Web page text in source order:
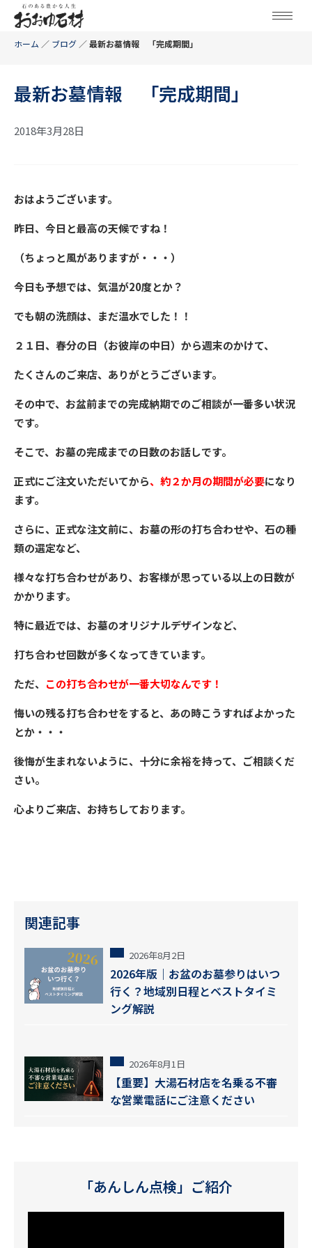
ホーム ／ ブログ ／最新お墓情報 「完成期間」
最新お墓情報 「完成期間」
2018年3月28日
おはようございます。
昨日、今日と最高の天候ですね！
（ちょっと風がありますが・・・）
今日も予想では、気温が20度とか？
でも朝の洗顔は、まだ温水でした！！
２１日、春分の日（お彼岸の中日）から週末のかけて、
たくさんのご来店、ありがとうございます。
その中で、お盆前までの完成納期でのご相談が一番多い状況
です。
そこで、お墓の完成までの日数のお話しです。
正式にご注文いただいてから、約２か月の期間が必要になり
ます。
さらに、正式な注文前に、お墓の形の打ち合わせや、石の種
類の選定など、
様々な打ち合わせがあり、お客様が思っている以上の日数が
かかります。
特に最近では、お墓のオリジナルデザインなど、
打ち合わせ回数が多くなってきています。
ただ、 この打ち合わせが一番大切なんです！
悔いの残る打ち合わせをすると、あの時こうすればよかった
とか・・・
後悔が生まれないように、十分に余裕を持って、ご相談くだ
さい。
心よりご来店、お持ちしております。
関連記事
2026年8月2日
2026年版｜お盆のお墓参りはいつ
行く？地域別日程とベストタイミ
ング解説
2026年8月1日
【重要】大湯石材店を名乗る不審
な営業電話にご注意ください
「あんしん点検」ご紹介